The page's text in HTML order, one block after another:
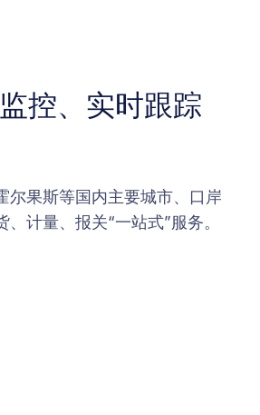
控、实时跟踪
尔果斯等国内主要城市、口岸
计量、报关“一站式”服务。